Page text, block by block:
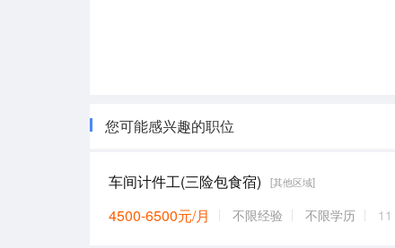
您可能感兴趣的职位
车间计件工(三险包食宿) [其他区域]
4500-6500元/月 不限经验 不限学历